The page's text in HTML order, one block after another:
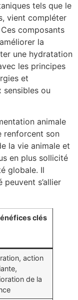
tels que le
vient compléter
composants
la
une hydratation
les principes
et
sensibles ou
animale
renforcent son
la vie animale et
en plus sollicité
globale. Il
s’allier
clés
action
de la